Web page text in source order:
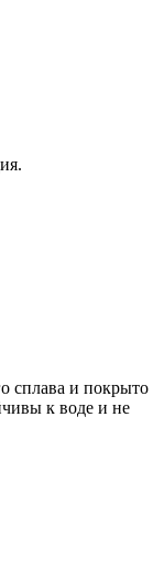
сплава и покрыто
к воде и не